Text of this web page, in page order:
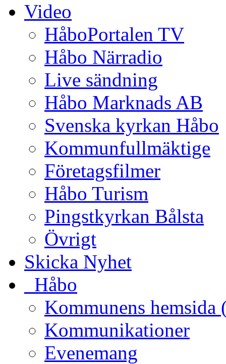
Video
HåboPortalen TV
Håbo Närradio
Live sändning
Håbo Marknads AB
Svenska kyrkan Håbo
Kommunfullmäktige
Företagsfilmer
Håbo Turism
Pingstkyrkan Bålsta
Övrigt
Skicka Nyhet
_Håbo
Kommunens hemsida
Kommunikationer
Evenemang